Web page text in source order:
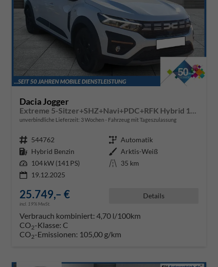
Dacia Jogger
unverbindliche Lieferzeit: 3 Wochen Fahrzeug mit Tageszulassung
Fahrzeugnr. 544762 Getriebe Automatik
Kraftstoff Hybrid Benzin Außenfarbe Arktis-Weiß
Leistung 104 kW (141 PS) Kilometerstand 35 km
19.12.2025
25.749,– €
incl. 19% MwSt.
Details
Verbrauch kombiniert: 4,70 l/100km
CO2-Klasse: C
CO2-Emissionen: 105,00 g/km